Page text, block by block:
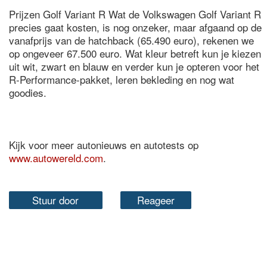
Prijzen Golf Variant R Wat de Volkswagen Golf Variant R
precies gaat kosten, is nog onzeker, maar afgaand op de
vanafprijs van de hatchback (65.490 euro), rekenen we
op ongeveer 67.500 euro. Wat kleur betreft kun je kiezen
uit wit, zwart en blauw en verder kun je opteren voor het
R-Performance-pakket, leren bekleding en nog wat
goodies.
Kijk voor meer autonieuws en autotests op
www.autowereld.com.
Stuur door Reageer